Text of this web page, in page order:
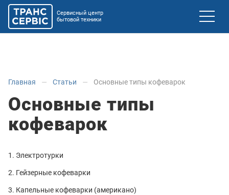
Сервисный центр
бытовой техники
Главная Статьи Основные типы кофеварок
Основные типы
кофеварок
Электротурки
Гейзерные кофеварки
Капельные кофеварки (американо)